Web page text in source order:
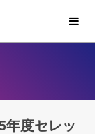
MENU
年度セレッ